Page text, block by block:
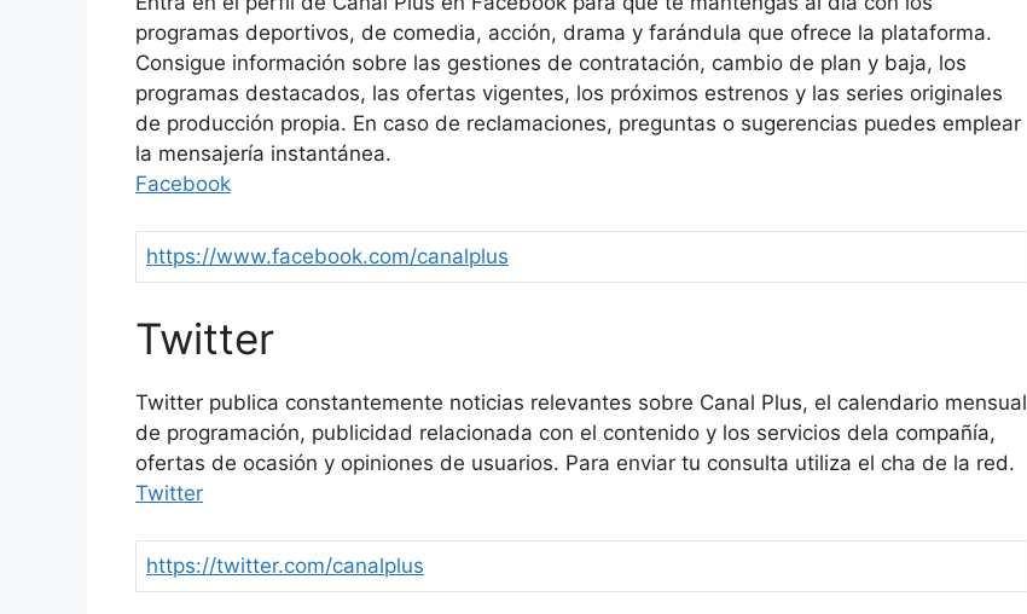
programas deportivos, de comedia, acción, drama y farándula que ofrece la plataforma.
Consigue información sobre las gestiones de contratación, cambio de plan y baja, los
programas destacados, las ofertas vigentes, los próximos estrenos y las series originales
de producción propia. En caso de reclamaciones, preguntas o sugerencias puedes emplear
la mensajería instantánea.
Facebook
https://www.facebook.com/canalplus
Twitter
Twitter publica constantemente noticias relevantes sobre Canal Plus, el calendario mensual
de programación, publicidad relacionada con el contenido y los servicios dela compañía,
ofertas de ocasión y opiniones de usuarios. Para enviar tu consulta utiliza el cha de la red.
Twitter
https://twitter.com/canalplus